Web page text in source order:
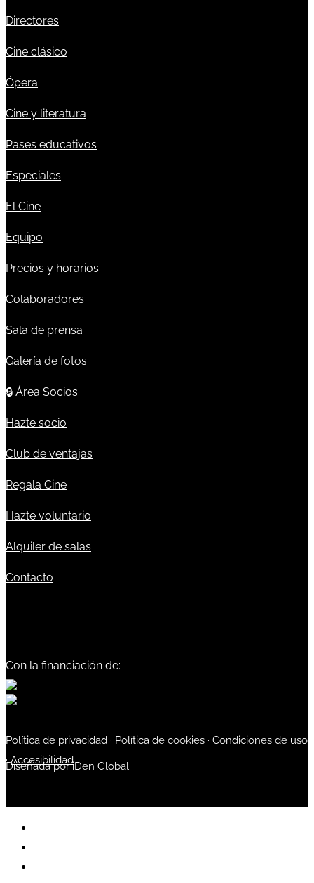
Directores
Cine clásico
Ópera
Cine y literatura
Pases educativos
Especiales
El Cine
Equipo
Precios y horarios
Colaboradores
Sala de prensa
Galería de fotos
🔒 Área Socios
Hazte socio
Club de ventajas
Regala Cine
Hazte voluntario
Alquiler de salas
Contacto
Con la financiación de:
Política de privacidad · Política de cookies · Condiciones de uso
·Accesibilidad
Diseñada poriDen Global